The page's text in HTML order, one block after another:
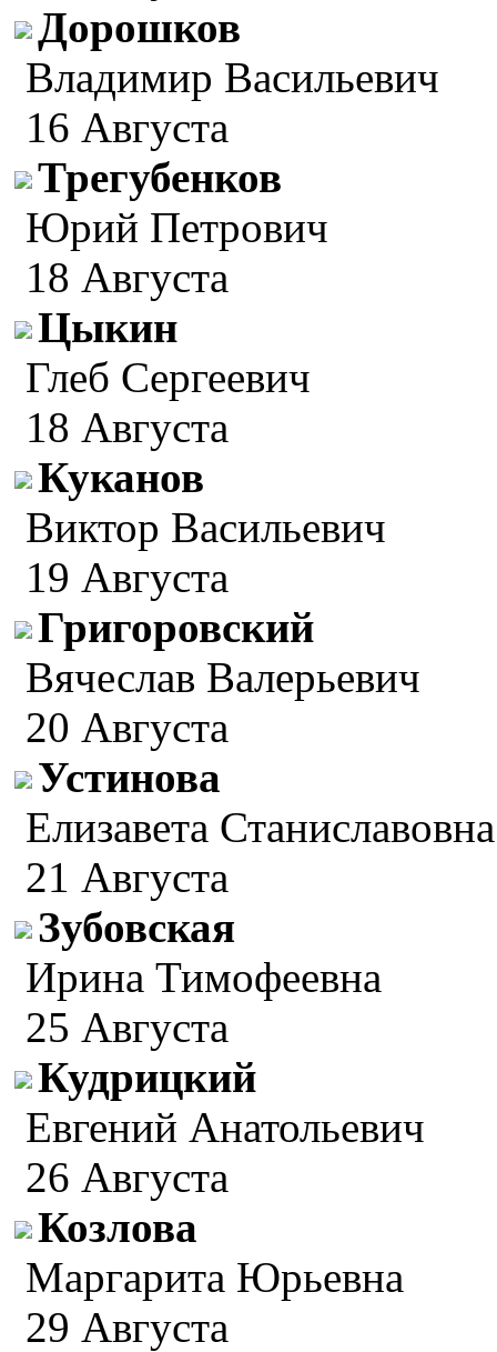
Дорошков
Владимир Васильевич
16 Августа
Трегубенков
Юрий Петрович
18 Августа
Цыкин
Глеб Сергеевич
18 Августа
Куканов
Виктор Васильевич
19 Августа
Григоровский
Вячеслав Валерьевич
20 Августа
Устинова
Елизавета Станиславовна
21 Августа
Зубовская
Ирина Тимофеевна
25 Августа
Кудрицкий
Евгений Анатольевич
26 Августа
Козлова
Маргарита Юрьевна
29 Августа